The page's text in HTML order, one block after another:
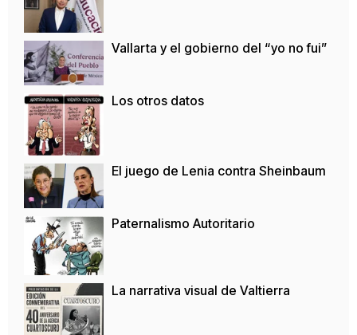
Vallarta y el gobierno del “yo no fui”
Los otros datos
El juego de Lenia contra Sheinbaum
Paternalismo Autoritario
La narrativa visual de Valtierra